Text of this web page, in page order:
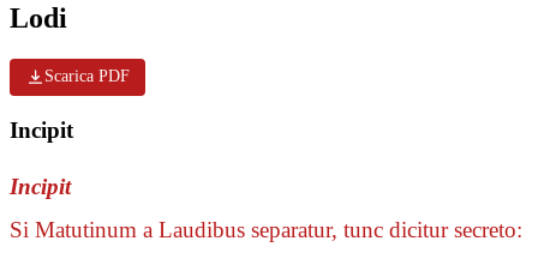
Lodi
Scarica PDF
Incipit
Incipit
Si Matutinum a Laudibus separatur, tunc dicitur secreto: